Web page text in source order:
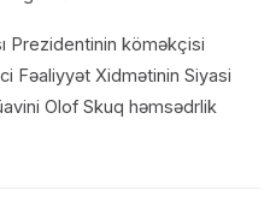
Prezidentinin köməkçisi
Fəaliyyət Xidmətinin Siyasi
Olof Skuq həmsədrlik